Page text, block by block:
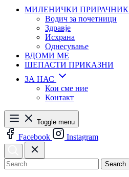
МИЛЕНИЧКИ ПРИРАЧНИК
Водич за почетници
Здравје
Исхрана
Однесување
ВДОМИ МЕ
ШЕПАСТИ ПРИКАЗНИ
ЗА НАС
Кои сме ние
Контакт
Toggle menu
Facebook Instagram
Search